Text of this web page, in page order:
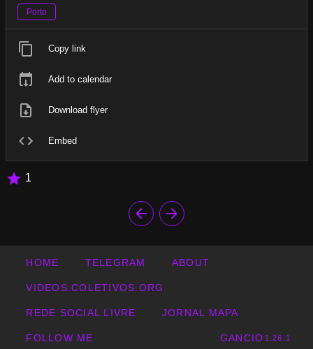
Porto
Copy link
Add to calendar
Download flyer
Embed
1
HOME TELEGRAM ABOUT
VIDEOS.COLETIVOS.ORG
REDE SOCIAL LIVRE JORNAL MAPA
FOLLOW ME GANCIO 1.26.1